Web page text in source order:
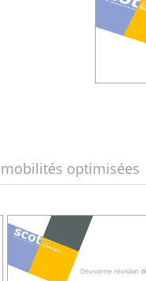
mobilités optimisées